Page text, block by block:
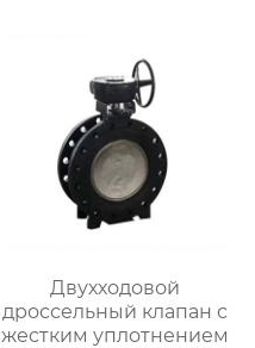
Двухходовой
дроссельный клапан с
жестким уплотнением